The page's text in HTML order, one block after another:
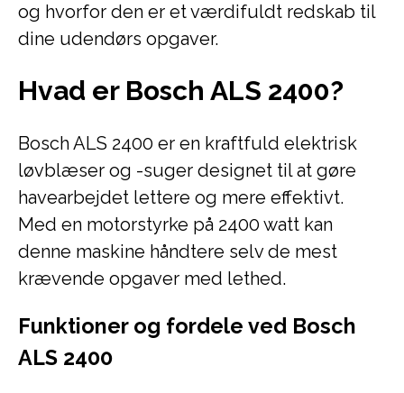
og hvorfor den er et værdifuldt redskab til
dine udendørs opgaver.
Hvad er Bosch ALS 2400?
Bosch ALS 2400 er en kraftfuld elektrisk
løvblæser og -suger designet til at gøre
havearbejdet lettere og mere effektivt.
Med en motorstyrke på 2400 watt kan
denne maskine håndtere selv de mest
krævende opgaver med lethed.
Funktioner og fordele ved Bosch
ALS 2400